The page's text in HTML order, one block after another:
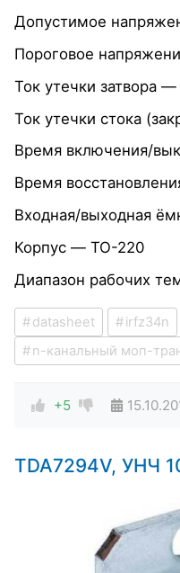
Допустимое
Пороговое
Ток утечки затвора —
Ток утечки стока
Время включения/
Время
Входная/выходная
Корпус — TO-220
Диапазон рабочих
datasheet
irfz34n
n-канальный моп-
+5
TDA7294V, УНЧ